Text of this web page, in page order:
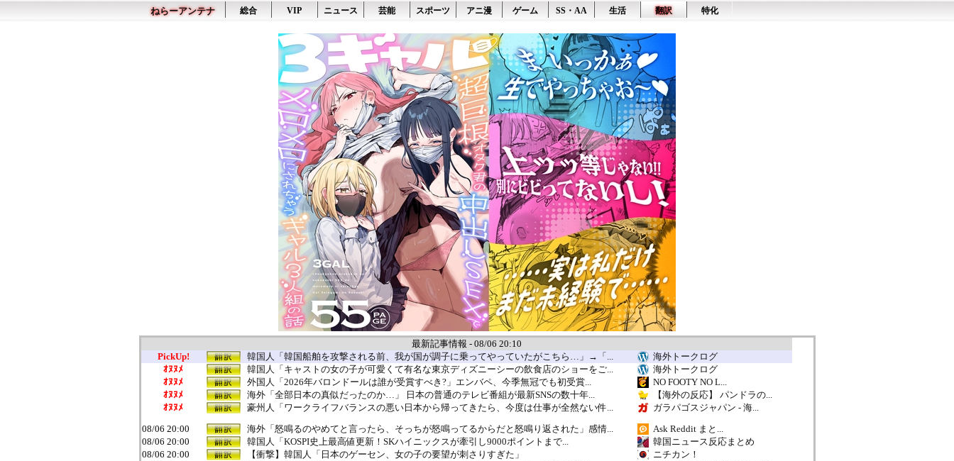
ねらーアンテナ 総合 VIP ニュース 芸能 スポーツ アニ漫 ゲーム SS・AA 生活 翻訳 特化
最新記事情報 - 08/06 20:10
PickUp!
韓国人「韓国船舶を攻撃される前、我が国が調子に乗ってやっていたがこちら…」→「...
海外トークログ
ｵﾇﾇﾒ
韓国人「キャストの女の子が可愛くて有名な東京ディズニーシーの飲食店のショーをご...
海外トークログ
ｵﾇﾇﾒ
外国人「2026年バロンドールは誰が受賞すべき?」エンバペ、今季無冠でも初受賞...
NO FOOTY NO L...
ｵﾇﾇﾒ
海外「全部日本の真似だったのか…」 日本の普通のテレビ番組が最新SNSの数十年...
【海外の反応】 パンドラの...
ｵﾇﾇﾒ
豪州人「ワークライフバランスの悪い日本から帰ってきたら、今度は仕事が全然ない件...
ガラパゴスジャパン - 海...
08/06 20:00
海外「怒鳴るのやめてと言ったら、そっちが怒鳴ってるからだと怒鳴り返された」感情...
Ask Reddit まと...
08/06 20:00
韓国人「KOSPI史上最高値更新！SKハイニックスが牽引し9000ポイントまで...
韓国ニュース反応まとめ
08/06 20:00
【衝撃】韓国人「日本のゲーセン、女の子の要望が刺さりすぎた」
ニチカン！